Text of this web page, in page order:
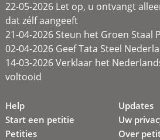
22-05-2026 Let op, u ontvangt
dat zélf aangeeft
21-04-2026 Steun het Groen Staal
02-04-2026 Geef Tata Steel
14-03-2026 Verklaar het
voltooid
Help
Start een petitie
Petities
Updates
Uw
Over